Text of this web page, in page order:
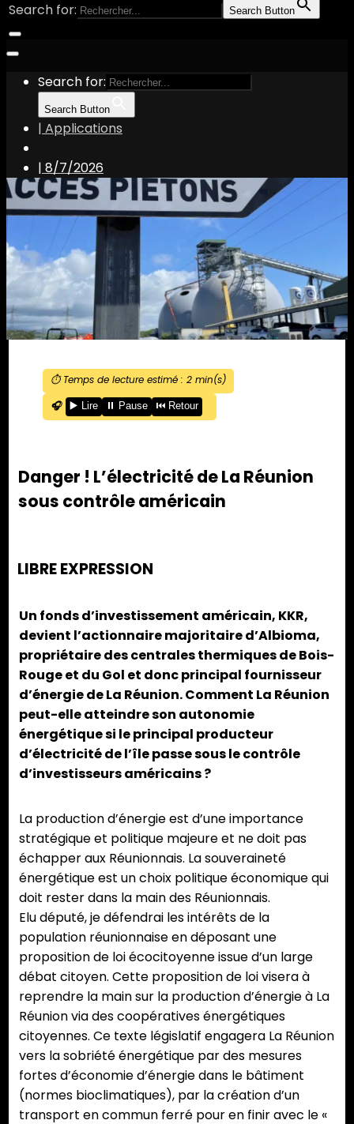
Search for: Search Button
Search for:
Search Button
| Applications
| 8/7/2026
⏱️ Temps de lecture estimé : 2min(s)
🎧
▶️ Lire ⏸️ Pause ⏮️ Retour
Danger ! L’électricité de La Réunion
sous contrôle américain
LIBRE EXPRESSION
Un fonds d’investissement américain, KKR,
devient l’actionnaire majoritaire d’Albioma,
propriétaire des centrales thermiques de Bois-
Rouge et du Gol et donc principal fournisseur
d’énergie de La Réunion. Comment La Réunion
peut-elle atteindre son autonomie
énergétique si le principal producteur
d’électricité de l’île passe sous le contrôle
d’investisseurs américains ?
La production d’énergie est d’une importance
stratégique et politique majeure et ne doit pas
échapper aux Réunionnais. La souveraineté
énergétique est un choix politique économique qui
doit rester dans la main des Réunionnais.
Elu député, je défendrai les intérêts de la
population réunionnaise en déposant une
proposition de loi écocitoyenne issue d’un large
débat citoyen. Cette proposition de loi visera à
reprendre la main sur la production d’énergie à La
Réunion via des coopératives énergétiques
citoyennes. Ce texte législatif engagera La Réunion
vers la sobriété énergétique par des mesures
fortes d’économie d’énergie dans le bâtiment
(normes bioclimatiques), par la création d’un
transport en commun ferré pour en finir avec le «